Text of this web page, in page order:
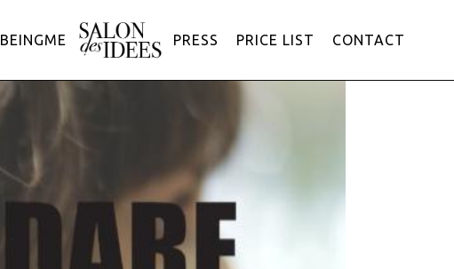
BEINGME PRESS PRICE LIST CONTACT